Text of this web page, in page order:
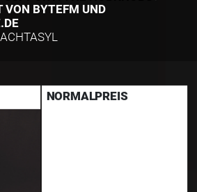
VON BYTEFM UND
NORMALPREIS